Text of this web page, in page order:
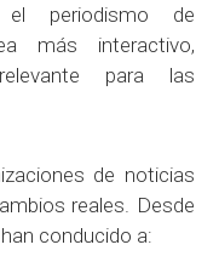
el periodismo de
más interactivo,
para las
de noticias
reales. Desde
conducido a: